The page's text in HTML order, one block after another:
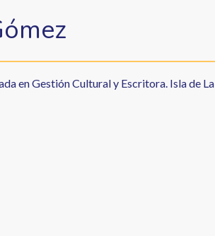
en Gestión Cultural y Escritora. Isla de